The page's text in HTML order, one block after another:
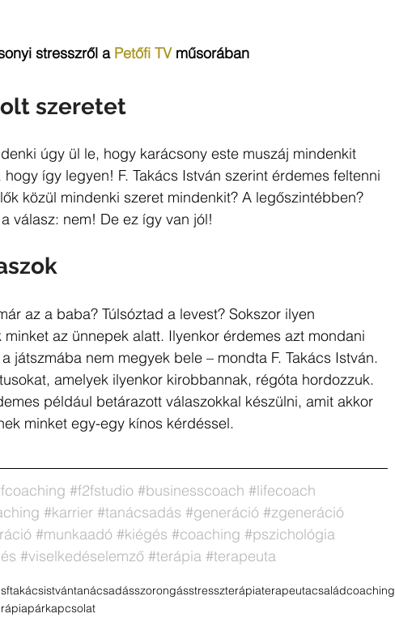
stresszről a Petőfi TV műsorában
szeretet
úgy ül le, hogy karácsony este muszáj mindenkit
így legyen! F. Takács István szerint érdemes feltenni
közül mindenki szeret mindenkit? A legőszintébben?
válasz: nem! De ez így van jól!
az a baba? Túlsóztad a levest? Sokszor ilyen
az ünnepek alatt. Ilyenkor érdemes azt mondani
játszmába nem megyek bele – mondta F. Takács István.
amelyek ilyenkor kirobbannak, régóta hordozzuk.
például betárazott válaszokkal készülni, amit akkor
minket egy-egy kínos kérdéssel.
#f2fstudio #businesscoach #lifecoach
#karrier #tanácsadás #generáció #zgeneráció
#munkaadó #kiégés #coaching #pszichológia
#viselkedéselemző #terápia #terapeuta
ftakácsistvántanácsadásszorongásstresszterápiaterapeutacsaládcoaching
párkapcsolat